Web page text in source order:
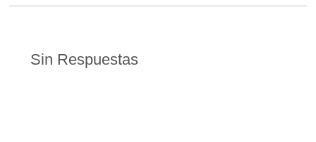
Sin Respuestas